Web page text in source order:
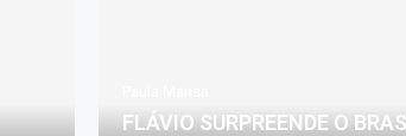
FLÁVIO SURPREENDE O